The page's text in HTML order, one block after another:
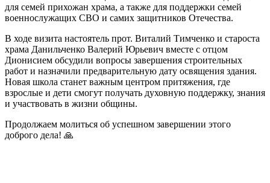
для семей прихожан храма, а также для поддержки семей
военнослужащих СВО и самих защитников Отечества.
В ходе визита настоятель прот. Виталий Тимченко и староста
храма Данильченко Валерий Юрьевич вместе с отцом
Дионисием обсудили вопросы завершения строительных
работ и назначили предварительную дату освящения здания.
Новая школа станет важным центром притяжения, где
взрослые и дети смогут получать духовную поддержку, знания
и участвовать в жизни общины.
Продолжаем молиться об успешном завершении этого
доброго дела! 🙏